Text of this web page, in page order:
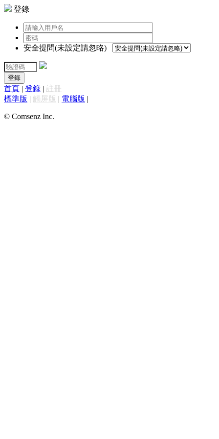
登錄
安全提問(未設定請忽略)
登錄
首頁 | 登錄 | 註冊
標準版 | 觸屏版 | 電腦版 |
© Comsenz Inc.